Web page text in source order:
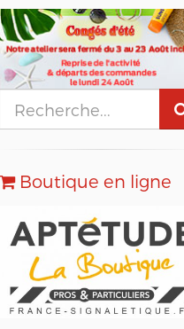
Boutique en ligne